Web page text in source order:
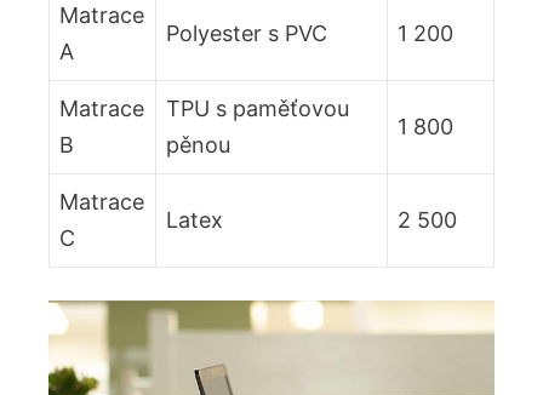
Matrace
A
Polyester s PVC 1 200
Matrace
B
TPU s paměťovou
pěnou
1 800
Matrace
C
Latex 2 500